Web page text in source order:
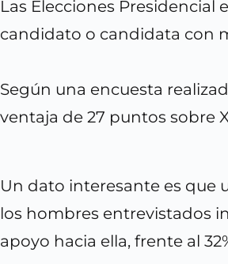
Las Elecciones Presidencial
candidato o candidata con
Según una encuesta
ventaja de 27 puntos sobre
Un dato interesante es que
los hombres entrevistados
apoyo hacia ella, frente al